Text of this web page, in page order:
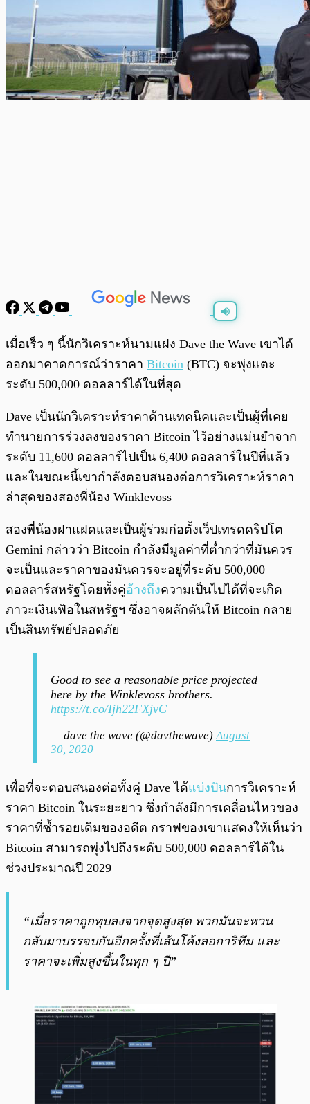
พร้อมเล่น 0:00
เมื่อเร็ว ๆ นี้นักวิเคราะห์นามแฝง Dave the Wave เขาได้
ออกมาคาดการณ์ว่าราคา Bitcoin (BTC) จะพุ่งแตะ
ระดับ 500,000 ดอลลาร์ได้ในที่สุด
Dave เป็นนักวิเคราะห์ราคาด้านเทคนิคและเป็นผู้ที่เคย
ทำนายการร่วงลงของราคา Bitcoin ไว้อย่างแม่นยำจาก
ระดับ 11,600 ดอลลาร์ไปเป็น 6,400 ดอลลาร์ในปีที่แล้ว
และในขณะนี้เขากำลังตอบสนองต่อการวิเคราะห์ราคา
ล่าสุดของสองพี่น้อง Winklevoss
สองพี่น้องฝาแฝดและเป็นผู้ร่วมก่อตั้งเว็ปเทรดคริปโต
Gemini กล่าวว่า Bitcoin กำลังมีมูลค่าที่ต่ำกว่าที่มันควร
จะเป็นและราคาของมันควรจะอยู่ที่ระดับ 500,000
ดอลลาร์สหรัฐโดยทั้งคู่อ้างถึงความเป็นไปได้ที่จะเกิด
ภาวะเงินเฟ้อในสหรัฐฯ ซึ่งอาจผลักดันให้ Bitcoin กลาย
เป็นสินทรัพย์ปลอดภัย
Good to see a reasonable price projected
here by the Winklevoss brothers.
https://t.co/Ijh22FXjvC
— dave the wave (@davthewave)August
30, 2020
เพื่อที่จะตอบสนองต่อทั้งคู่ Dave ได้แบ่งปันการวิเคราะห์
ราคา Bitcoin ในระยะยาว ซึ่งกำลังมีการเคลื่อนไหวของ
ราคาที่ซ้ำรอยเดิมของอดีต กราฟของเขาแสดงให้เห็นว่า
Bitcoin สามารถพุ่งไปถึงระดับ 500,000 ดอลลาร์ได้ใน
ช่วงประมาณปี 2029
“เมื่อราคาถูกทุบลงจากจุดสูงสุด พวกมันจะหวน
กลับมาบรรจบกันอีกครั้งที่เส้นโค้งลอการิทึม และ
ราคาจะเพิ่มสูงขึ้นในทุก ๆ ปี”